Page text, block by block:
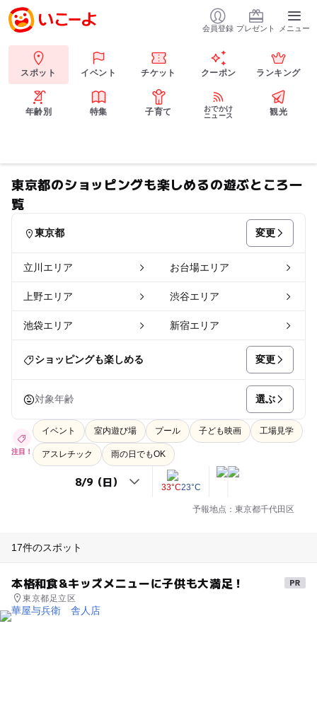
会員登録 プレゼント メニュー
スポット イベント チケット クーポン ランキング
年齢別 特集 子育て
おでかけ
ニュース
観光
東京都のショッピングも楽しめるの遊ぶところ一
覧
東京都 変更
立川エリア お台場エリア
上野エリア 渋谷エリア
池袋エリア 新宿エリア
ショッピングも楽しめる 変更
対象年齢 選ぶ
注目！
イベント 室内遊び場 プール 子ども映画 工場見学
アスレチック 雨の日でもOK
33°C23°C
予報地点：東京都千代田区
17件のスポット
本格和食&キッズメニューに子供も大満足！
東京都足立区